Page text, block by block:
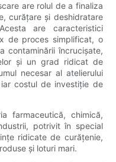
are rolul de a finaliza
curățare și deshidratare
are caracteristici
de proces simplificat, o
contaminării încrucișate,
și un grad ridicat de
necesar al atelierului
costul de investiție de
farmaceutică, chimică,
potrivit în special
ridicate de curățenie,
și loturi mari.